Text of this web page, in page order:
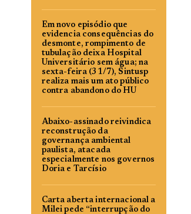
Em novo episódio que
evidencia consequências do
desmonte, rompimento de
tubulação deixa Hospital
Universitário sem água; na
sexta-feira (31/7), Sintusp
realiza mais um ato público
contra abandono do HU
Abaixo-assinado reivindica
reconstrução da
governança ambiental
paulista, atacada
especialmente nos governos
Doria e Tarcísio
Carta aberta internacional a
Milei pede “interrupção do